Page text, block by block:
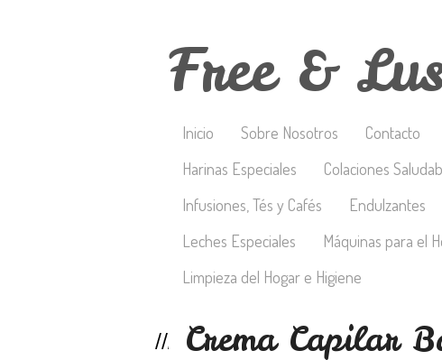
Free &
Inicio Sobre Nosotros Contacto
Harinas Especiales
Colaciones
Infusiones, Tés y Cafés
Endulzantes
Leches Especiales
Máquinas para el
Limpieza del Hogar e Higiene
Crema Capilar